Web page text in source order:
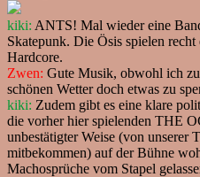
kiki: ANTS! Mal wieder eine
Skatepunk. Die Ösis spielen
Hardcore.
Zwen: Gute Musik, obwohl ich
schönen Wetter doch etwas zu
kiki: Zudem gibt es eine klare
die vorher hier spielenden THE
unbestätigter Weise (von unserer
mitbekommen) auf der Bühne
Machosprüche vom Stapel